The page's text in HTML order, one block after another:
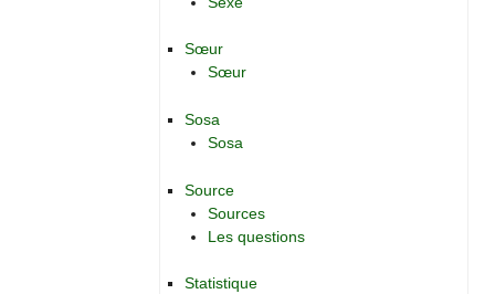
Sœur
Sœur
Sosa
Sosa
Source
Sources
Les questions
Statistique